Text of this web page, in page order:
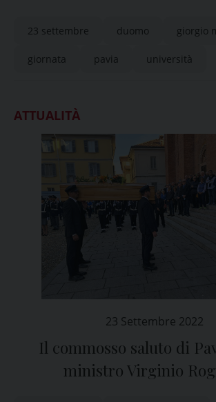
23 settembre duomo giorgio
giornata pavia università
ATTUALITÀ
23 Settembre 2022
Il commosso saluto di
ministro Virginio